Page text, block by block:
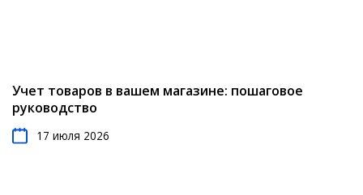
Учет товаров в вашем магазине: пошаговое
руководство
17 июля 2026